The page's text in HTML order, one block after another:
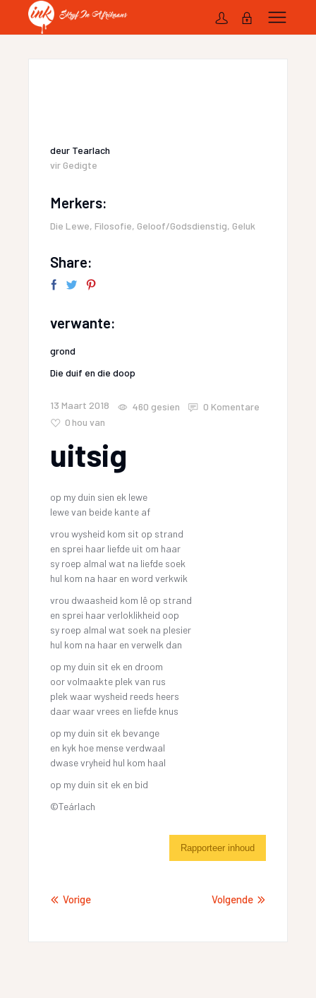
deur Tearlach
vir Gedigte
Merkers:
Die Lewe, Filosofie, Geloof/Godsdienstig, Geluk
Share:
verwante:
grond
Die duif en die doop
13 Maart 2018 460 gesien
0 Komentare
0 hou van
uitsig
op my duin sien ek lewe
lewe van beide kante af
vrou wysheid kom sit op strand
en sprei haar liefde uit om haar
sy roep almal wat na liefde soek
hul kom na haar en word verkwik
vrou dwaasheid kom lê op strand
en sprei haar verloklikheid oop
sy roep almal wat soek na plesier
hul kom na haar en verwelk dan
op my duin sit ek en droom
oor volmaakte plek van rus
plek waar wysheid reeds heers
daar waar vrees en liefde knus
op my duin sit ek bevange
en kyk hoe mense verdwaal
dwase vryheid hul kom haal
op my duin sit ek en bid
©Teárlach
Rapporteer inhoud
Vorige Volgende